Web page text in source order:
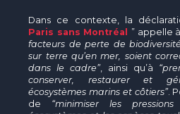
Dans ce contexte, la
Paris sans Montréal
” appelle à
facteurs de perte de
sur terre qu’en mer, soient
dans le cadre”, ainsi qu’à
conserver, restaurer et
écosystèmes marins et côtiers”.
de “minimiser les